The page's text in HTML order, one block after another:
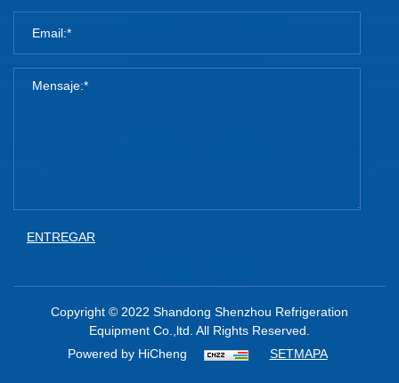
ENTREGAR
Copyright © 2022 Shandong Shenzhou Refrigeration
Equipment Co.,ltd. All Rights Reserved.
Powered by HiCheng
SETMAPA